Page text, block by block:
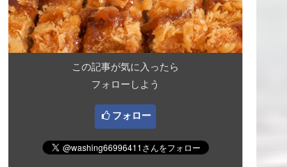
この記事が気に入ったら
フォローしよう
フォロー